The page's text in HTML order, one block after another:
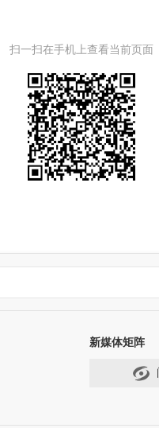
扫一扫在手机上查看当前页面
新媒体矩阵